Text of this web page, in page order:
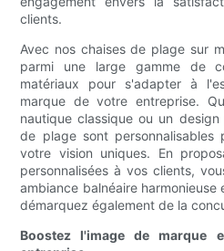
clients.
Avec nos chaises de plage sur
parmi une large gamme de
matériaux pour s'adapter à
marque de votre entreprise.
nautique classique ou un
de plage sont
votre vision uniques. En
personnalisées à vos clients,
ambiance balnéaire
démarquez également de la
Boostez l'image de marque